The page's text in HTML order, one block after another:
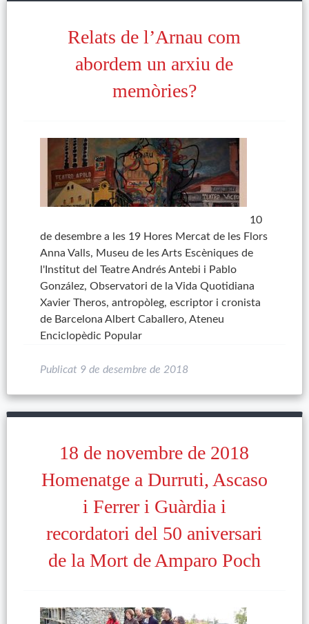
Relats de l’Arnau com
abordem un arxiu de
memòries?
10
de desembre a les 19 Hores Mercat de les Flors
Anna Valls, Museu de les Arts Escèniques de
l'Institut del Teatre Andrés Antebi i Pablo
González, Observatori de la Vida Quotidiana
Xavier Theros, antropòleg, escriptor i cronista
de Barcelona Albert Caballero, Ateneu
Enciclopèdic Popular
Publicat 9 de desembre de 2018
18 de novembre de 2018
Homenatge a Durruti, Ascaso
i Ferrer i Guàrdia i
recordatori del 50 aniversari
de la Mort de Amparo Poch